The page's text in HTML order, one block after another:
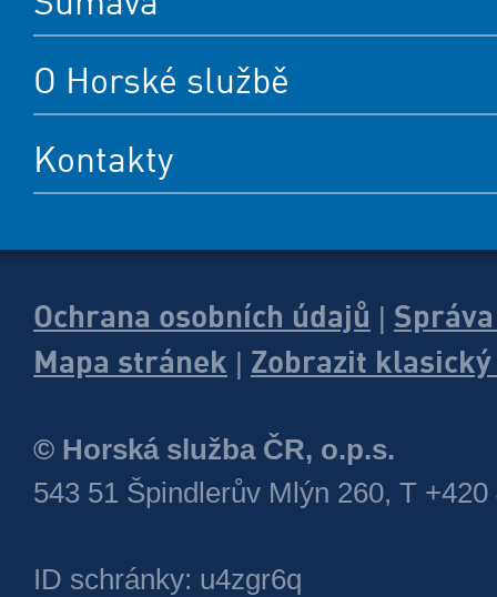
O Horské službě
Kontakty
Ochrana osobních údajů
Mapa stránek
Zobrazit
© Horská služba ČR, o.p.s.
543 51 Špindlerův Mlýn 260, T +420
ID schránky: u4zgr6q